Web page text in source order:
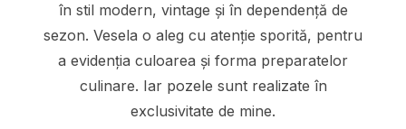
în stil modern, vintage și în dependență de
sezon. Vesela o aleg cu atenție sporită, pentru
a evidenția culoarea și forma preparatelor
culinare. Iar pozele sunt realizate în
exclusivitate de mine.